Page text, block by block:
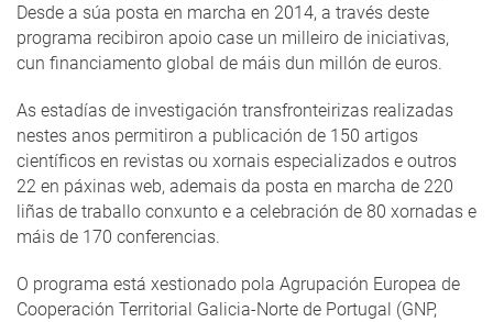
Desde a súa posta en marcha en 2014, a través deste
programa recibiron apoio case un milleiro de iniciativas,
cun financiamento global de máis dun millón de euros.
As estadías de investigación transfronteirizas realizadas
nestes anos permitiron a publicación de 150 artigos
científicos en revistas ou xornais especializados e outros
22 en páxinas web, ademais da posta en marcha de 220
liñas de traballo conxunto e a celebración de 80 xornadas e
máis de 170 conferencias.
O programa está xestionado pola Agrupación Europea de
Cooperación Territorial Galicia-Norte de Portugal (GNP,